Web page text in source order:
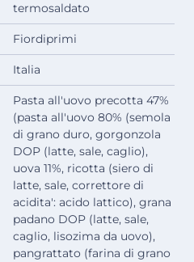
termosaldato
Fiordiprimi
Italia
Pasta all'uovo precotta 47%
(pasta all'uovo 80% (semola
di grano duro, gorgonzola
DOP (latte, sale, caglio),
uova 11%, ricotta (siero di
latte, sale, correttore di
acidita': acido lattico), grana
padano DOP (latte, sale,
caglio, lisozima da uovo),
pangrattato (farina di grano